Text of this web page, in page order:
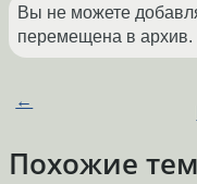
Вы не можете
перемещена в архив.
←
Похожие